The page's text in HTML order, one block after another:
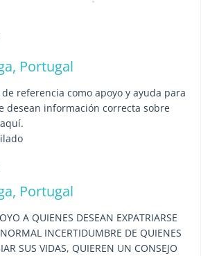
Portugal
referencia como apoyo y ayuda para
desean información correcta sobre
Portugal
A QUIENES DESEAN EXPATRIARSE
INCERTIDUMBRE DE QUIENES
SUS VIDAS, QUIEREN UN CONSEJO